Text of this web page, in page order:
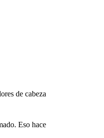
de cabeza
Eso hace